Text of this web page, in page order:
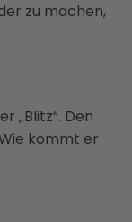
zu machen,
„Blitz“. Den
kommt er